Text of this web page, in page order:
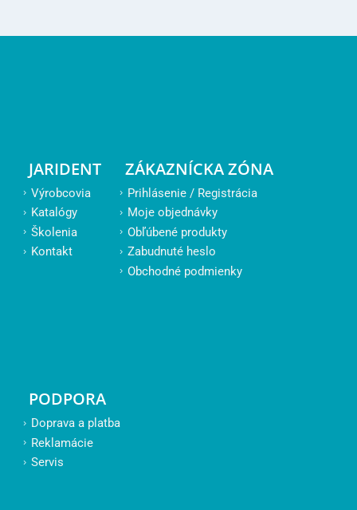
JARIDENT
Výrobcovia
Katalógy
Školenia
Kontakt
ZÁKAZNÍCKA ZÓNA
Prihlásenie / Registrácia
Moje objednávky
Obľúbené produkty
Zabudnuté heslo
Obchodné podmienky
PODPORA
Doprava a platba
Reklamácie
Servis